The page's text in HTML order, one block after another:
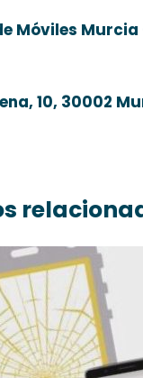
Móviles Murcia
10, 30002